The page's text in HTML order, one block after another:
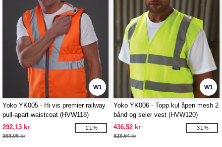
W1
Yoko YK005 - Hi vis premier railway
pull-apart waistcoat (HVW118)
292,13 kr
368,06 kr
-21%
W1
Yoko YK006 - Topp kul åpen mesh 2
bånd og seler vest (HVW120)
436,52 kr
628,64 kr
-31%